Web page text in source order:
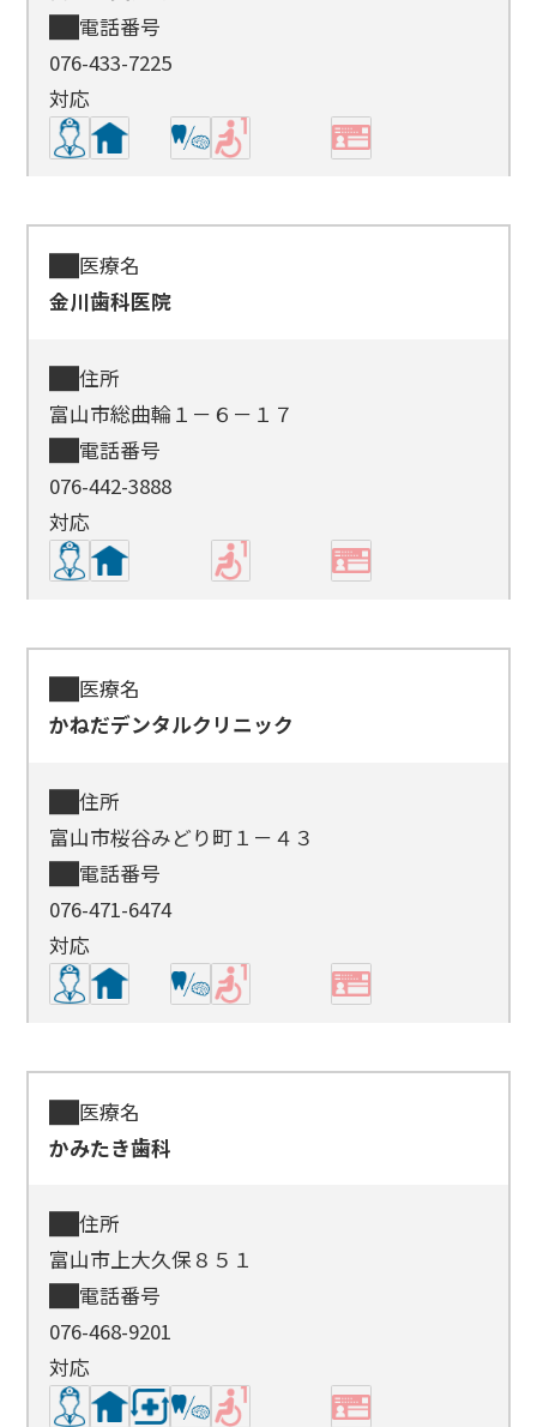
電話番号
076-433-7225
対応
医療名
金川歯科医院
住所
富山市総曲輪１－６－１７
電話番号
076-442-3888
対応
医療名
かねだデンタルクリニック
住所
富山市桜谷みどり町１－４３
電話番号
076-471-6474
対応
医療名
かみたき歯科
住所
富山市上大久保８５１
電話番号
076-468-9201
対応